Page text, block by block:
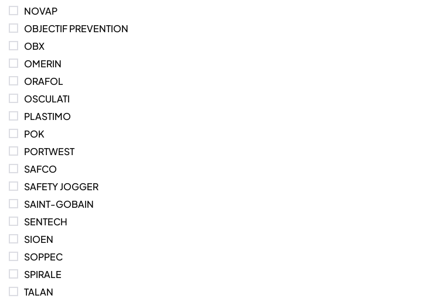
NOVAP
OBJECTIF PREVENTION
OBX
OMERIN
ORAFOL
OSCULATI
PLASTIMO
POK
PORTWEST
SAFCO
SAFETY JOGGER
SAINT-GOBAIN
SENTECH
SIOEN
SOPPEC
SPIRALE
TALAN